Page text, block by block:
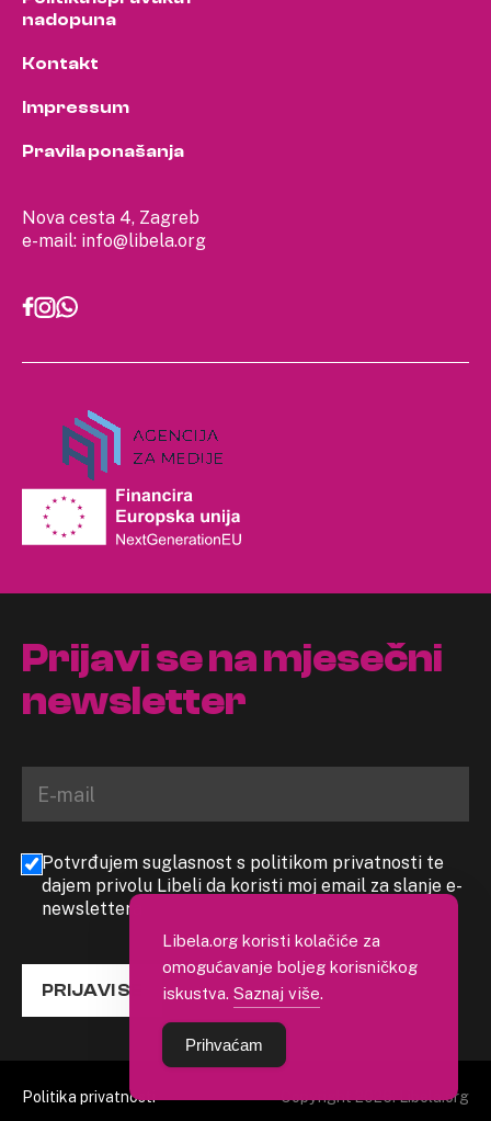
Nova cesta 4, Zagreb
e-mail: info@libela.org
nadopuna
Kontakt
Impressum
Pravila ponašanja
Prijavi se na mjesečni
newsletter
Potvrđujem suglasnost s politikom privatnosti te
dajem privolu Libeli da koristi moj email za slanje e-
newslettera
PRIJAVI SE
Politika privatnosti Copyright 2026. Libela.org
Libela.org koristi kolačiće za
omogućavanje boljeg korisničkog
iskustva. Saznaj više.
Prihvaćam